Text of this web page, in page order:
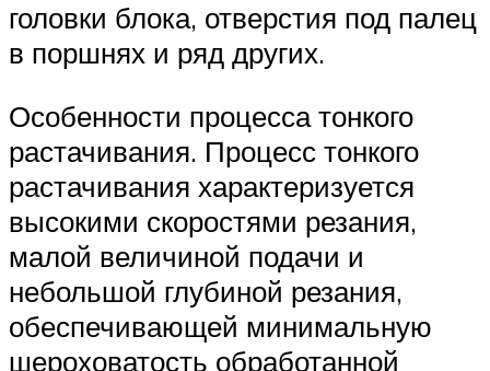
головки блока, отверстия под палец
в поршнях и ряд других.
Особенности процесса тонкого
растачивания. Процесс тонкого
растачивания характеризуется
высокими скоростями резания,
малой величиной подачи и
небольшой глубиной резания,
обеспечивающей минимальную
шероховатость обработанной